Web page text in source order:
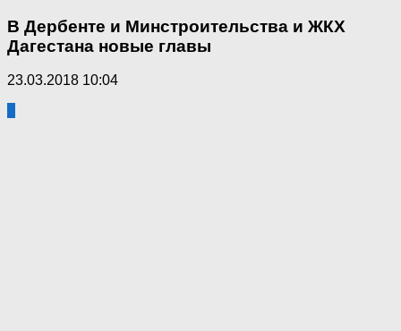
В Дербенте и Минстроительства и ЖКХ
Дагестана новые главы
23.03.2018 10:04